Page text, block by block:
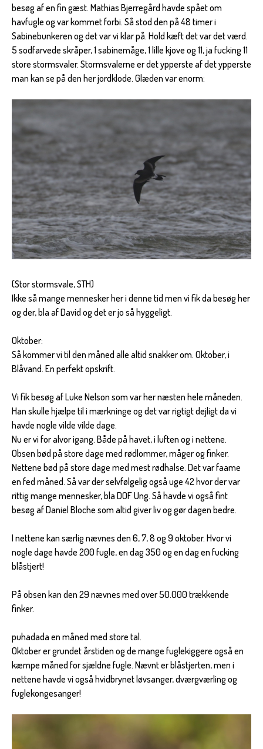
besøg af en fin gæst. Mathias Bjerregård havde spået om
havfugle og var kommet forbi. Så stod den på 48 timer i
Sabinebunkeren og det var vi klar på. Hold kæft det var det værd.
5 sodfarvede skråper, 1 sabinemåge, 1 lille kjove og 11, ja fucking 11
store stormsvaler. Stormsvalerne er det ypperste af det ypperste
man kan se på den her jordklode. Glæden var enorm:
(Stor stormsvale, STH)
Ikke så mange mennesker her i denne tid men vi fik da besøg her
og der, bla af David og det er jo så hyggeligt.
Oktober:
Så kommer vi til den måned alle altid snakker om. Oktober, i
Blåvand. En perfekt opskrift.
Vi fik besøg af Luke Nelson som var her næsten hele måneden.
Han skulle hjælpe til i mærkninge og det var rigtigt dejligt da vi
havde nogle vilde vilde dage.
Nu er vi for alvor igang. Både på havet, i luften og i nettene.
Obsen bød på store dage med rødlommer, måger og finker.
Nettene bød på store dage med mest rødhalse. Det var faame
en fed måned. Så var der selvfølgelig også uge 42 hvor der var
rittig mange mennesker, bla DOF Ung. Så havde vi også fint
besøg af Daniel Bloche som altid giver liv og gør dagen bedre.
I nettene kan særlig nævnes den 6, 7, 8 og 9 oktober. Hvor vi
nogle dage havde 200 fugle, en dag 350 og en dag en fucking
blåstjert!
På obsen kan den 29 nævnes med over 50.000 trækkende
finker.
puhadada en måned med store tal.
Oktober er grundet årstiden og de mange fuglekiggere også en
kæmpe måned for sjældne fugle. Nævnt er blåstjerten, men i
nettene havde vi også hvidbrynet løvsanger, dværgværling og
fuglekongesanger!